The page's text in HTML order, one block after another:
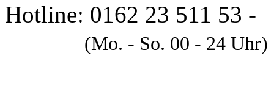
Hotline: 0162 23 511 53 -
(Mo. - So. 00 - 24 Uhr)